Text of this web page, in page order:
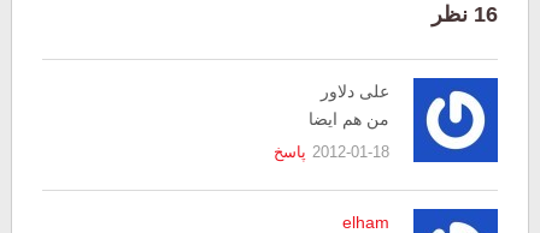
16 نظر
علی دلاور
من هم ایضا
2012-01-18 پاسخ
elham